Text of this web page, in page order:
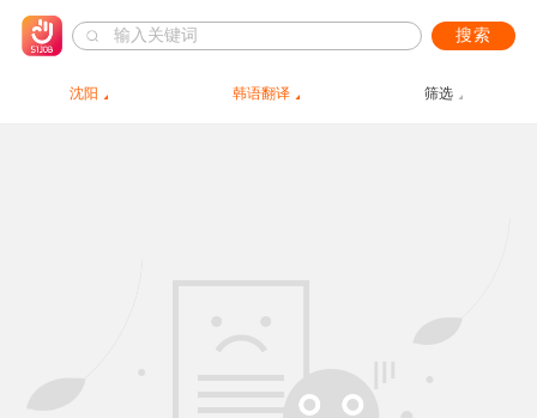
搜索
沈阳 韩语翻译 筛选